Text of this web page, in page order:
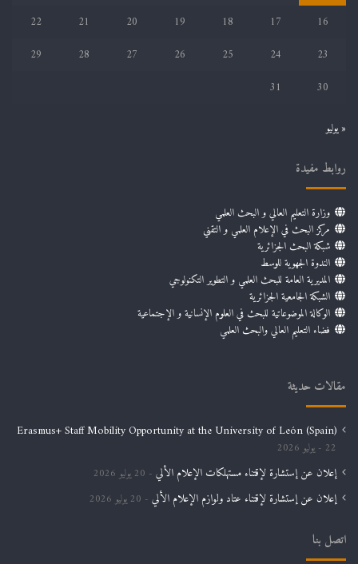
16
17
18
19
20
21
22
23
24
25
26
27
28
29
30
31
« يوليو
روابط مفيدة
وزارة التعليم العالي و البحث العلمي
مركز البحث في الإعلام العلمي و التقني
شبكة البحث الجزائرية
الندوة الجهوية للوسط
المديرية العامة للبحث العلمي و التطوير التكنولوجي
الشبكة الجامعية الجزائرية
الوكالة الموضوعاتية للبحث في العلوم الإنسانية و الإجتماعية
فضاء التعليم العالي والبحث العلمي
مقالات حديثة
Erasmus+ Staff Mobility Opportunity at the University of León (Spain)
22 يوليو 2026
إعلان عن إستشارة لإقتناء مستهلكات الإعلام الألي 20 يوليو 2026
إعلان عن إستشارة لإقتناء عتاد ولوازم الإعلام الألي 20 يوليو 2026
اتصل بنا